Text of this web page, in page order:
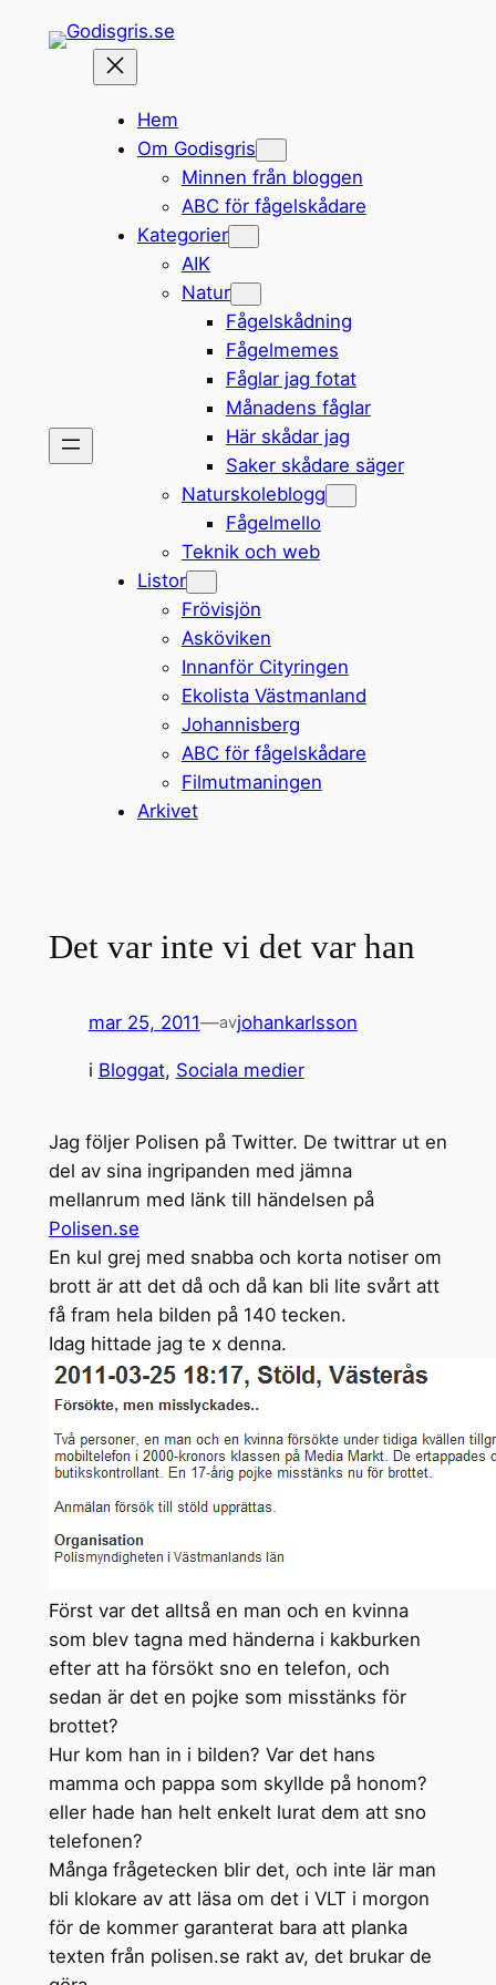
Hem
Om Godisgris
Minnen från bloggen
ABC för fågelskådare
Kategorier
AIK
Natur
Fågelskådning
Fågelmemes
Fåglar jag fotat
Månadens fåglar
Här skådar jag
Saker skådare säger
Naturskoleblogg
Fågelmello
Teknik och web
Listor
Frövisjön
Asköviken
Innanför Cityringen
Ekolista Västmanland
Johannisberg
ABC för fågelskådare
Filmutmaningen
Arkivet
Det var inte vi det var han
mar 25, 2011—avjohankarlsson
i Bloggat, Sociala medier
Jag följer Polisen på Twitter. De twittrar ut en
del av sina ingripanden med jämna
mellanrum med länk till händelsen på
Polisen.se
En kul grej med snabba och korta notiser om
brott är att det då och då kan bli lite svårt att
få fram hela bilden på 140 tecken.
Idag hittade jag te x denna.
Först var det alltså en man och en kvinna
som blev tagna med händerna i kakburken
efter att ha försökt sno en telefon, och
sedan är det en pojke som misstänks för
brottet?
Hur kom han in i bilden? Var det hans
mamma och pappa som skyllde på honom?
eller hade han helt enkelt lurat dem att sno
telefonen?
Många frågetecken blir det, och inte lär man
bli klokare av att läsa om det i VLT i morgon
för de kommer garanterat bara att planka
texten från polisen.se rakt av, det brukar de